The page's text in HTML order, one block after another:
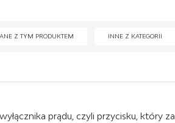
Z TYM PRODUKTEM INNE Z KATEGORII
prądu, czyli przycisku, który